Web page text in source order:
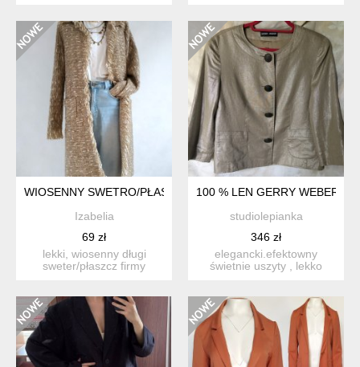
WIOSENNY SWETRO/PŁASZCZ
Izabelia
69 zł
lekki, wiosenny długi
sweter/płaszcz firmy
100 % LEN GERRY WEBER -
studiolepianka
346 zł
elegancki.efektowny
świetnie uszyty , lekko